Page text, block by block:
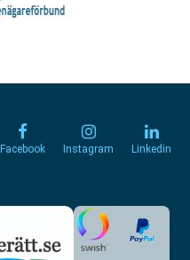
Facebook Instagram Linkedin